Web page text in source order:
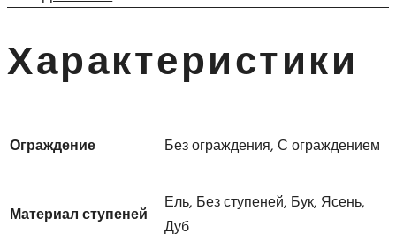
Характеристики
Ограждение Без ограждения, С ограждением
Материал ступеней
Ель, Без ступеней, Бук, Ясень,
Дуб